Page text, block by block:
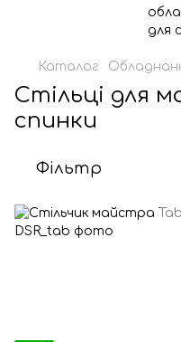
Каталог
Стільці для
спинки
Фільтр